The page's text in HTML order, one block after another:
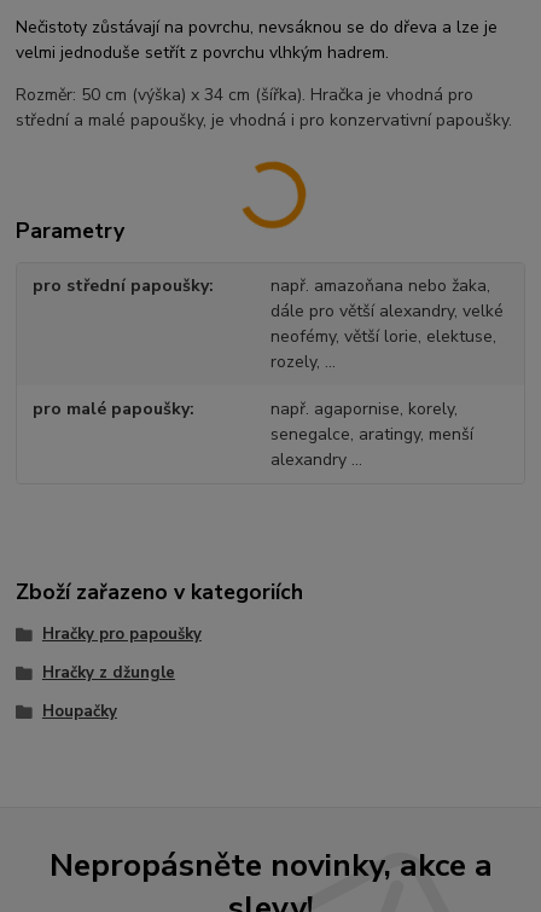
Nečistoty zůstávají na povrchu, nevsáknou se do dřeva a lze je
velmi jednoduše setřít z povrchu vlhkým hadrem.
Rozměr: 50 cm (výška) x 34 cm (šířka). Hračka je vhodná pro
střední a malé papoušky, je vhodná i pro konzervativní papoušky.
Parametry
pro střední papoušky
např. amazoňana nebo žaka,
dále pro větší alexandry, velké
neofémy, větší lorie, elektuse,
rozely, ...
pro malé papoušky
např. agapornise, korely,
senegalce, aratingy, menší
alexandry ...
Zboží zařazeno v kategoriích
Hračky pro papoušky
Hračky z džungle
Houpačky
Nepropásněte novinky, akce a